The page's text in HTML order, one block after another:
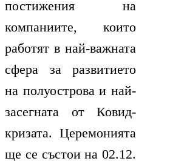
постижения на
компаниите, които
работят в най-важната
сфера за развитието
на полуострова и най-
засегната от Ковид-
кризата. Церемонията
ще се състои на 02.12.